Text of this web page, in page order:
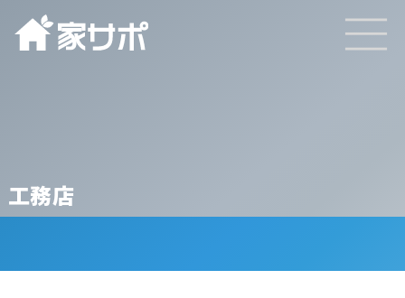
工務店